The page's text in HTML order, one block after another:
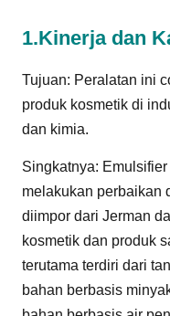
1.Kinerja dan
Tujuan: Peralatan ini
produk kosmetik di
dan kimia.
Singkatnya:
melakukan perbaikan
diimpor dari Jerman
kosmetik dan produk
terutama terdiri dari
bahan berbasis